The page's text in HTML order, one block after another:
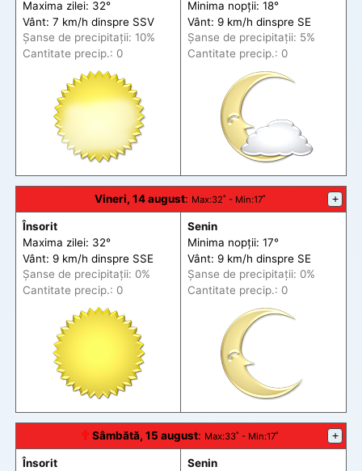
Maxima zilei: 32°
Vânt: 7 km/h dinspre SSV
Șanse de precipitații: 10%
Cantitate precip.: 0
Minima nopții: 18°
Vânt: 9 km/h dinspre SE
Șanse de precipitații: 5%
Cantitate precip.: 0
Vineri, 14 august: Max:32˚ - Min:17˚ +
Însorit
Maxima zilei: 32°
Vânt: 9 km/h dinspre SSE
Șanse de precipitații: 0%
Cantitate precip.: 0
Senin
Minima nopții: 17°
Vânt: 9 km/h dinspre SE
Șanse de precipitații: 0%
Cantitate precip.: 0
🕆 Sâmbătă, 15 august: Max:33˚ - Min:17˚ +
Însorit
Senin